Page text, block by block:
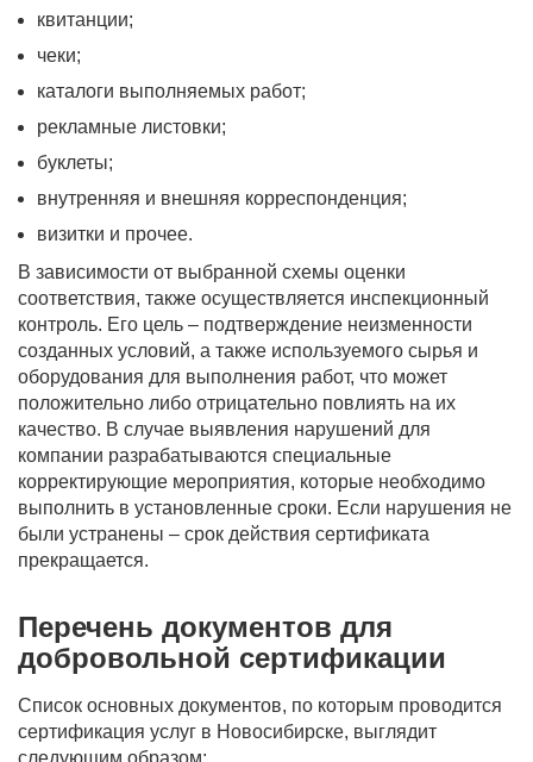
квитанции;
чеки;
каталоги выполняемых работ;
рекламные листовки;
буклеты;
внутренняя и внешняя корреспонденция;
визитки и прочее.
В зависимости от выбранной схемы оценки
соответствия, также осуществляется инспекционный
контроль. Его цель – подтверждение неизменности
созданных условий, а также используемого сырья и
оборудования для выполнения работ, что может
положительно либо отрицательно повлиять на их
качество. В случае выявления нарушений для
компании разрабатываются специальные
корректирующие мероприятия, которые необходимо
выполнить в установленные сроки. Если нарушения не
были устранены – срок действия сертификата
прекращается.
Перечень документов для
добровольной сертификации
Список основных документов, по которым проводится
сертификация услуг в Новосибирске, выглядит
следующим образом: